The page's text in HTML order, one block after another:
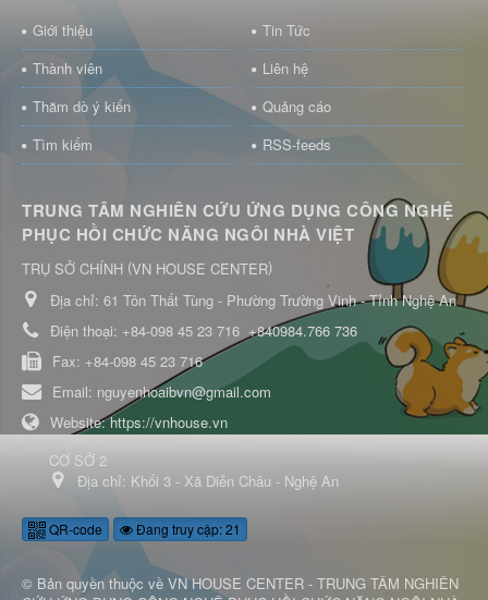
Giới thiệu
Tin Tức
Thành viên
Liên hệ
Thăm dò ý kiến
Quảng cáo
Tìm kiếm
RSS-feeds
TRUNG TÂM NGHIÊN CỨU ỨNG DỤNG CÔNG NGHỆ
PHỤC HỒI CHỨC NĂNG NGÔI NHÀ VIỆT
TRỤ SỞ CHÍNH (VN HOUSE CENTER)
Địa chỉ: 61 Tôn Thất Tùng - Phường Trường Vinh - Tỉnh Nghệ An
Điện thoại: +84-098 45 23 716 +840984.766 736
Fax: +84-098 45 23 716
Email: nguyenhoaibvn@gmail.com
Website:https://vnhouse.vn
CƠ SỞ 2
Địa chỉ: Khối 3 - Xã Diễn Châu - Nghệ An
QR-code Đang truy cập: 21
© Bản quyền thuộc về VN HOUSE CENTER - TRUNG TÂM NGHIÊN